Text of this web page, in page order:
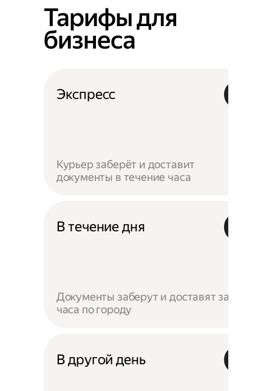
Тарифы для
бизнеса
Экспресс
Курьер заберёт и доставит
документы в течение часа
В течение дня
Документы заберут и доставят за 4
часа по городу
В другой день